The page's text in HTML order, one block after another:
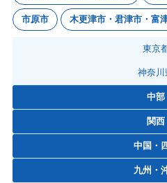
市原市 木更津市・君津市・富
東京
神奈川
中部
関西
中国・
九州・